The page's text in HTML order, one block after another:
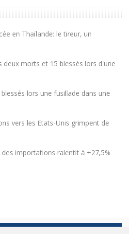
en Thaïlande: le tireur, un
deux morts et 15 blessés lors d'une
lors une fusillade dans une
vers les Etats-Unis grimpent de
des importations ralentit à +27,5%